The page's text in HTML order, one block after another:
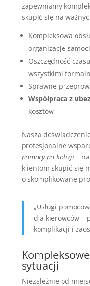
zapewniamy
skupić się na
Kompleksowa
organizację
Oszczędność
wszystkimi
Sprawne
Współpraca z
kosztów
Nasza
profesjonalne
pomocy po kolizji–
klientom skupić się
o skomplikowane
„Usługi
dla kierowców –
komplikacji i
sytuacji
Niezależnie od